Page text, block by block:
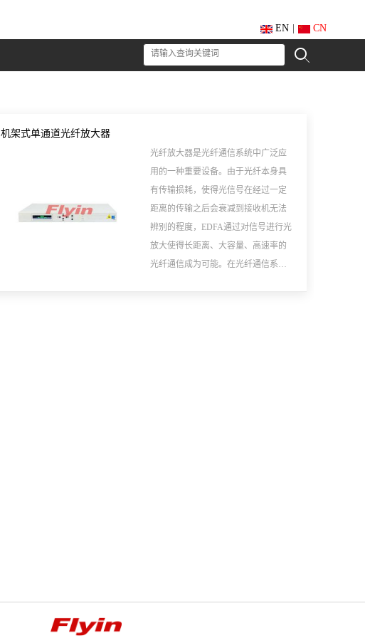
EN CN
机架式单通道光纤放大器
光纤放大器是光纤通信系统中广泛应
用的一种重要设备。由于光纤本身具
有传输损耗，使得光信号在经过一定
距离的传输之后会衰减到接收机无法
辨别的程度，EDFA通过对信号进行光
放大使得长距离、大容量、高速率的
光纤通信成为可能。在光纤通信系统